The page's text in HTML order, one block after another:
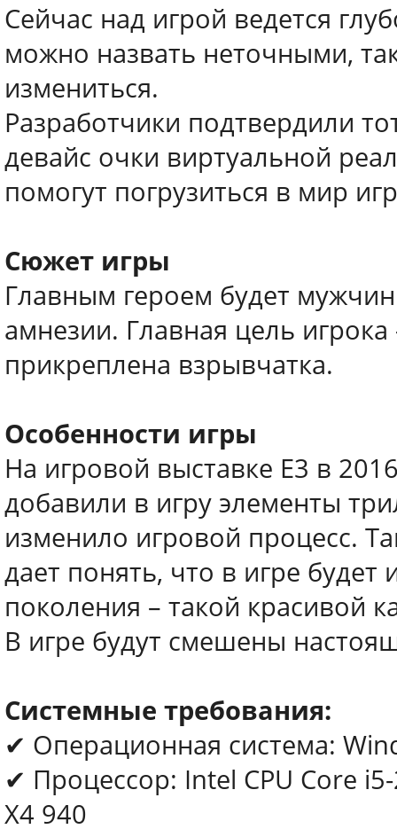
Сейчас над игрой ведется
можно назвать неточными,
измениться.
Разработчики подтвердили
девайс очки виртуальной
помогут погрузиться в мир
Сюжет игры
Главным героем будет
амнезии. Главная цель
прикреплена взрывчатка.
Особенности игры
На игровой выставке Е3 в
добавили в игру элементы
изменило игровой процесс.
дает понять, что в игре
поколения – такой красивой
В игре будут смешены
Системные требования:
✔ Операционная система:
✔ Процессор: Intel CPU Core
X4 940